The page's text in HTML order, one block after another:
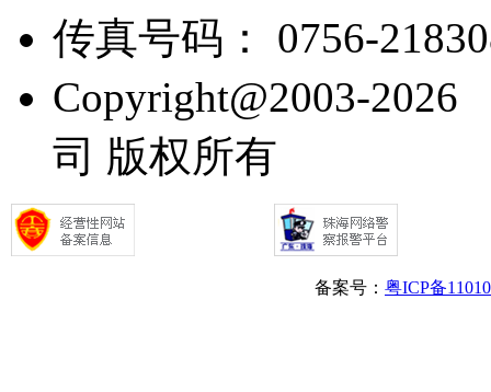
传真号码： 0756-
Copyright@2003-
司 版权所有
备案号： 粤ICP备